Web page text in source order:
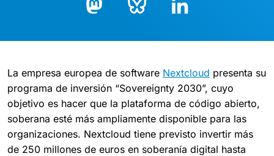
La empresa europea de software Nextcloud presenta su
programa de inversión “Sovereignty 2030”, cuyo
objetivo es hacer que la plataforma de código abierto,
soberana esté más ampliamente disponible para las
organizaciones. Nextcloud tiene previsto invertir más
de 250 millones de euros en soberanía digital hasta